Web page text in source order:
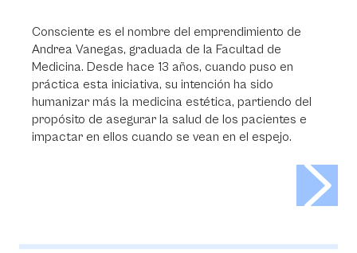
Consciente es el nombre del emprendimiento de
Andrea Vanegas, graduada de la Facultad de
Medicina. Desde hace 13 años, cuando puso en
práctica esta iniciativa, su intención ha sido
humanizar más la medicina estética, partiendo del
propósito de asegurar la salud de los pacientes e
impactar en ellos cuando se vean en el espejo.